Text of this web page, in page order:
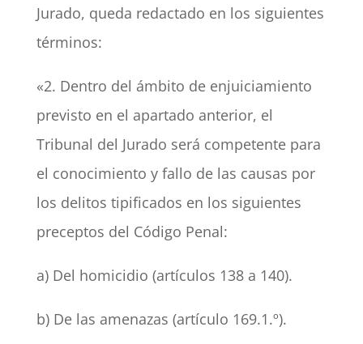
Jurado, queda redactado en los siguientes
términos:
«2. Dentro del ámbito de enjuiciamiento
previsto en el apartado anterior, el
Tribunal del Jurado será competente para
el conocimiento y fallo de las causas por
los delitos tipificados en los siguientes
preceptos del Código Penal:
a) Del homicidio (artículos 138 a 140).
b) De las amenazas (artículo 169.1.º).